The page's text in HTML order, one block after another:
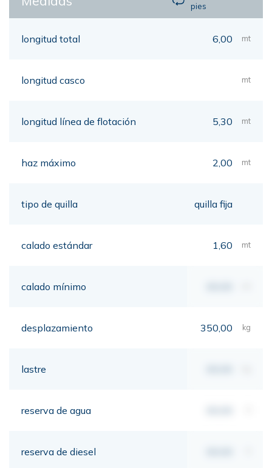
pies
longitud total 6,00 mt
longitud casco mt
longitud línea de flotación 5,30 mt
haz máximo 2,00 mt
tipo de quilla quilla fija
calado estándar 1,60 mt
calado mínimo
desplazamiento 350,00 kg
lastre
reserva de agua
reserva de diesel